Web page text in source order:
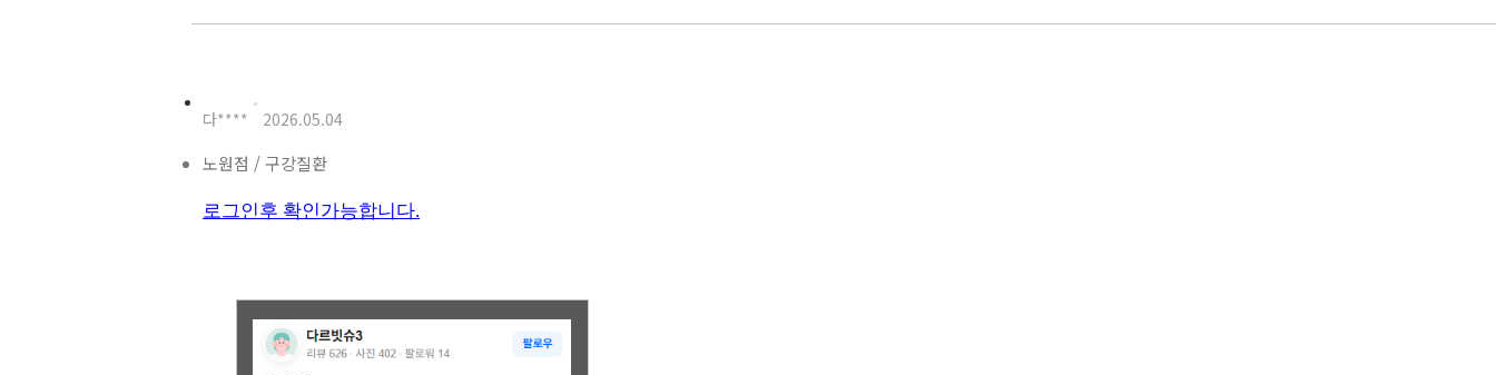
다**** 2026.05.04
노원점 / 구강질환
로그인후 확인가능합니다.